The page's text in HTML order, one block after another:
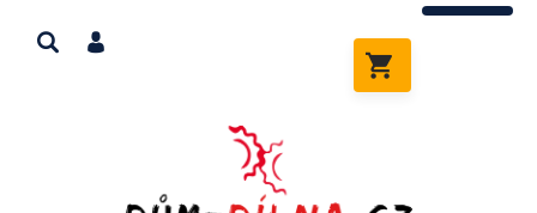
obsah
KOŠÍK